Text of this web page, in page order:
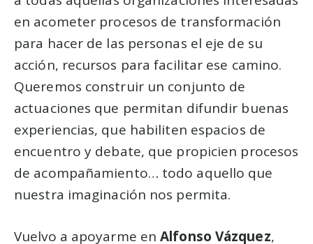
en acometer procesos de transformación
para hacer de las personas el eje de su
acción, recursos para facilitar ese camino.
Queremos construir un conjunto de
actuaciones que permitan difundir buenas
experiencias, que habiliten espacios de
encuentro y debate, que propicien procesos
de acompañamiento… todo aquello que
nuestra imaginación nos permita.
Vuelvo a apoyarme enAlfonso Vázquez,